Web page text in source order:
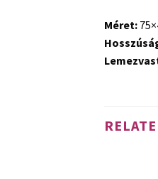
Méret: